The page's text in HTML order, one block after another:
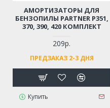
АМОРТИЗАТОРЫ ДЛЯ
БЕНЗОПИЛЫ PARTNER Р351,
370, 390, 420 КОМПЛЕКТ
209р.
ПРЕДЗАКАЗ 2-3 ДНЯ
Купить